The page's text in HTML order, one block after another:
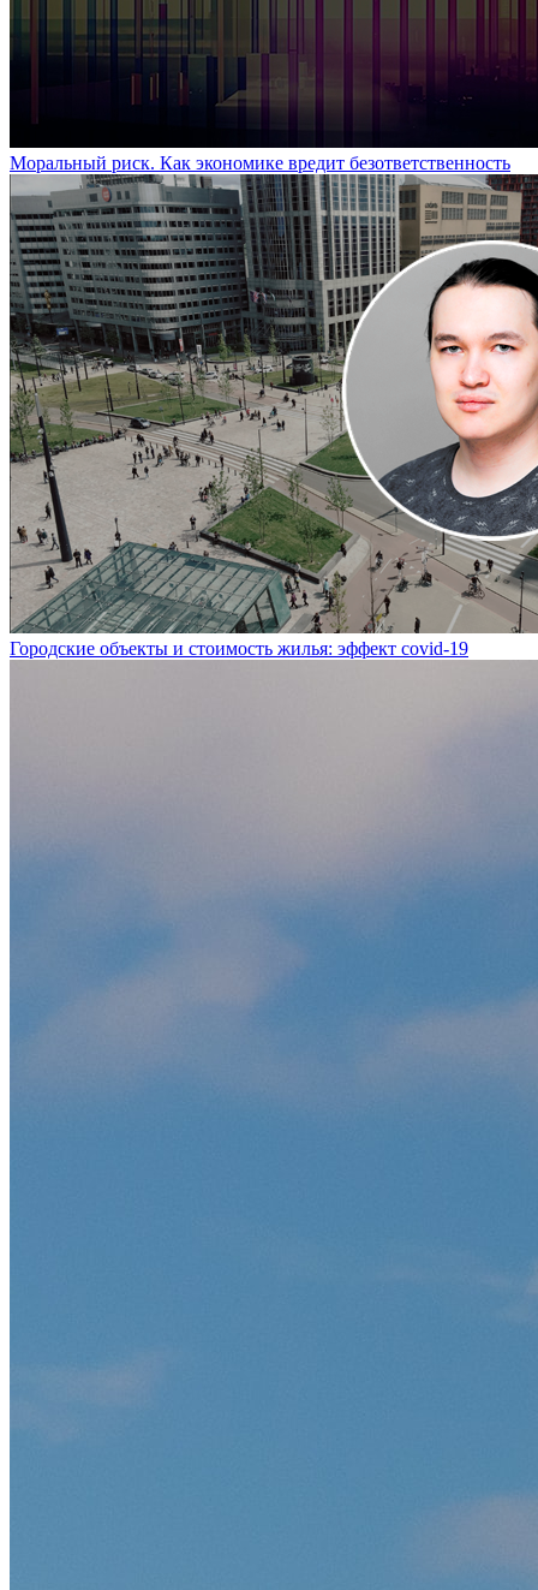
Моральный риск. Как экономике вредит безответственность
Городские объекты и стоимость жилья: эффект covid-19